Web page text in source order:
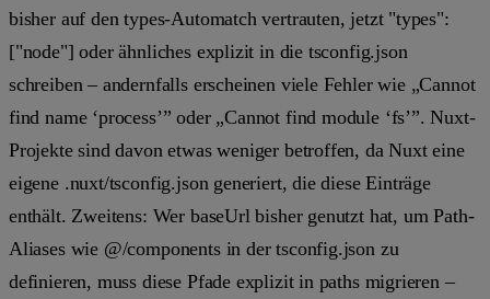
bisher auf dentypes-Automatch vertrauten, jetzt "types":
["node"] oder ähnliches explizit in die tsconfig.json
schreiben – andernfalls erscheinen viele Fehler wie „Cannot
find name ‘process’” oder „Cannot find module ‘fs’”. Nuxt-
Projekte sind davon etwas weniger betroffen, da Nuxt eine
eigene .nuxt/tsconfig.jsongeneriert, die diese Einträge
enthält. Zweitens: Wer baseUrlbisher genutzt hat, um Path-
Aliases wie @/componentsin dertsconfig.jsonzu
definieren, muss diese Pfade explizit in pathsmigrieren –